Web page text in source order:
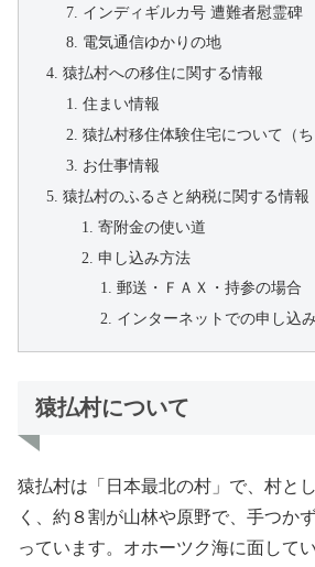
インディギルカ号 遭難者慰霊碑
電気通信ゆかりの地
猿払村への移住に関する情報
住まい情報
猿払村移住体験住宅について（ち
お仕事情報
猿払村のふるさと納税に関する情報
寄附金の使い道
申し込み方法
郵送・ＦＡＸ・持参の場合
インターネットでの申し込み
猿払村について
猿払村は「日本最北の村」で、村と
く、約８割が山林や原野で、手つか
っています。オホーツク海に面して